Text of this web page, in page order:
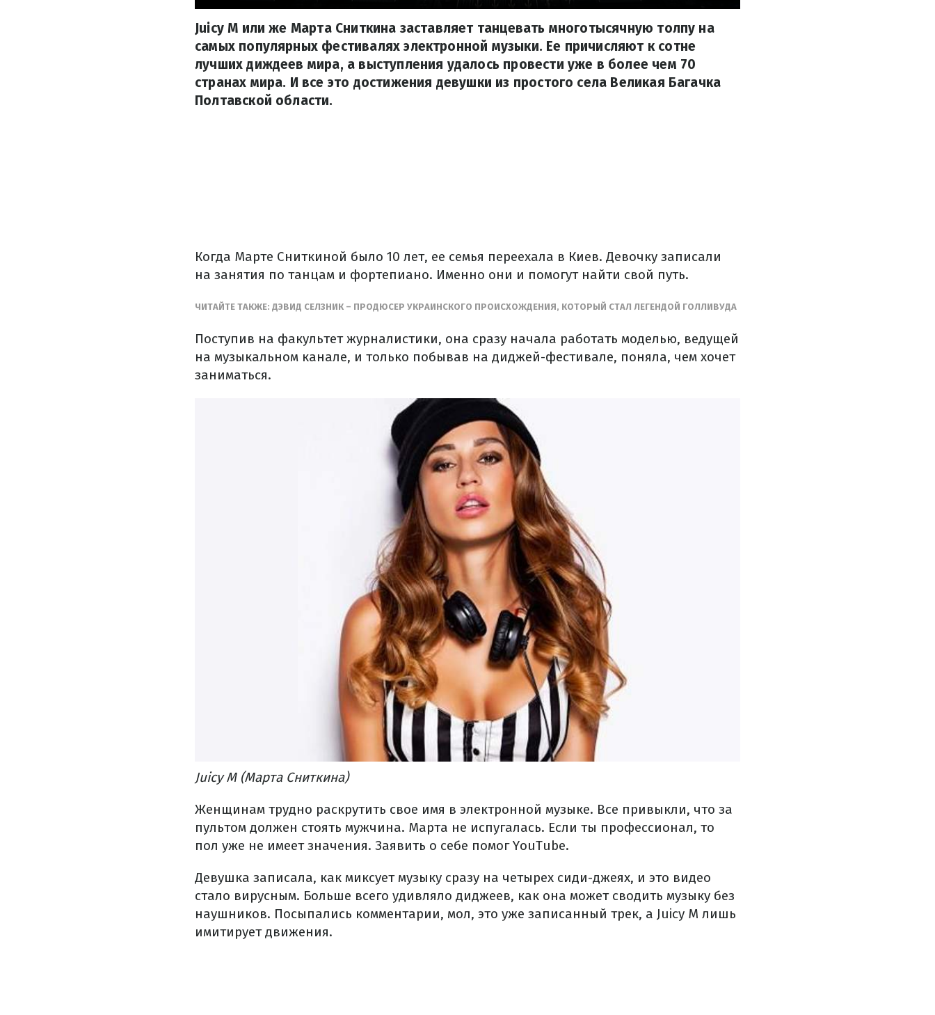
Juicy M или же Марта Сниткина заставляет танцевать многотысячную толпу на
самых популярных фестивалях электронной музыки. Ее причисляют к сотне
лучших диждеев мира, а выступления удалось провести уже в более чем 70
странах мира. И все это достижения девушки из простого села Великая Багачка
Полтавской области.
Когда Марте Сниткиной было 10 лет, ее семья переехала в Киев. Девочку записали
на занятия по танцам и фортепиано. Именно они и помогут найти свой путь.
ЧИТАЙТЕ ТАКЖЕ: ДЭВИД СЕЛЗНИК – ПРОДЮСЕР УКРАИНСКОГО ПРОИСХОЖДЕНИЯ, КОТОРЫЙ СТАЛ ЛЕГЕНДОЙ ГОЛЛИВУДА
Поступив на факультет журналистики, она сразу начала работать моделью, ведущей
на музыкальном канале, и только побывав на диджей-фестивале, поняла, чем хочет
заниматься.
Juicy M (Марта Сниткина)
Женщинам трудно раскрутить свое имя в электронной музыке. Все привыкли, что за
пультом должен стоять мужчина. Марта не испугалась. Если ты профессионал, то
пол уже не имеет значения. Заявить о себе помог YouTube.
Девушка записала, как миксует музыку сразу на четырех сиди-джеях, и это видео
стало вирусным. Больше всего удивляло диджеев, как она может сводить музыку без
наушников. Посыпались комментарии, мол, это уже записанный трек, а Juicy M лишь
имитирует движения.